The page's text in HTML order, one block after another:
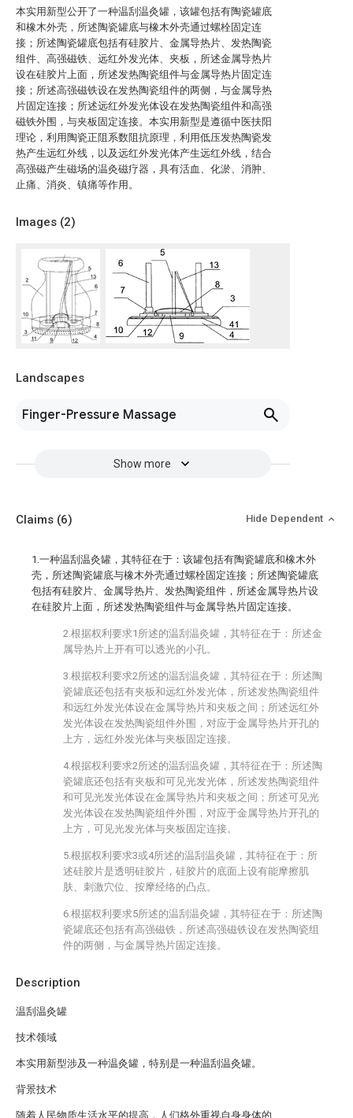
本实用新型公开了一种温刮温灸罐，该罐包括有陶瓷罐底
和橡木外壳，所述陶瓷罐底与橡木外壳通过螺栓固定连
接；所述陶瓷罐底包括有硅胶片、金属导热片、发热陶瓷
组件、高强磁铁、远红外发光体、夹板，所述金属导热片
设在硅胶片上面，所述发热陶瓷组件与金属导热片固定连
接；所述高强磁铁设在发热陶瓷组件的两侧，与金属导热
片固定连接；所述远红外发光体设在发热陶瓷组件和高强
磁铁外围，与夹板固定连接。本实用新型是遵循中医扶阳
理论，利用陶瓷正阻系数阻抗原理，利用低压发热陶瓷发
热产生远红外线，以及远红外发光体产生远红外线，结合
高强磁产生磁场的温灸磁疗器，具有活血、化淤、消肿、
止痛、消炎、镇痛等作用。
Images (2)
Landscapes
Finger-Pressure Massage
Show more
Description
温刮温灸罐
技术领域
本实用新型涉及一种温灸罐，特别是一种温刮温灸罐。
背景技术
随着人民物质生活水平的提高，人们格外重视自身身体的
Claims (6) Hide Dependent
1.一种温刮温灸罐，其特征在于：该罐包括有陶瓷罐底和橡木外
壳，所述陶瓷罐底与橡木外壳通过螺栓固定连接；所述陶瓷罐底
包括有硅胶片、金属导热片、发热陶瓷组件，所述金属导热片设
在硅胶片上面，所述发热陶瓷组件与金属导热片固定连接。
2.根据权利要求1所述的温刮温灸罐，其特征在于：所述金
属导热片上开有可以透光的小孔。
3.根据权利要求2所述的温刮温灸罐，其特征在于：所述陶
瓷罐底还包括有夹板和远红外发光体，所述发热陶瓷组件
和远红外发光体设在金属导热片和夹板之间；所述远红外
发光体设在发热陶瓷组件外围，对应于金属导热片开孔的
上方，远红外发光体与夹板固定连接。
4.根据权利要求2所述的温刮温灸罐，其特征在于：所述陶
瓷罐底还包括有夹板和可见光发光体，所述发热陶瓷组件
和可见光发光体设在金属导热片和夹板之间；所述可见光
发光体设在发热陶瓷组件外围，对应于金属导热片开孔的
上方，可见光发光体与夹板固定连接。
5.根据权利要求3或4所述的温刮温灸罐，其特征在于：所
述硅胶片是透明硅胶片，硅胶片的底面上设有能摩擦肌
肤、刺激穴位、按摩经络的凸点。
6.根据权利要求5所述的温刮温灸罐，其特征在于：所述陶
瓷罐底还包括有高强磁铁，所述高强磁铁设在发热陶瓷组
件的两侧，与金属导热片固定连接。